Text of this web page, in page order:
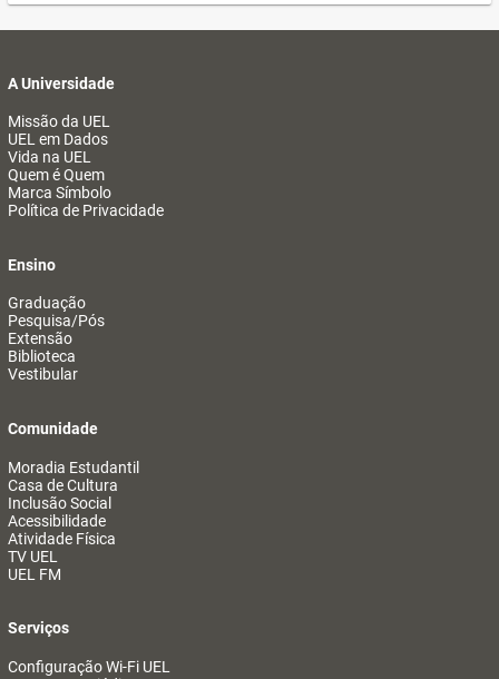
A Universidade
Missão da UEL
UEL em Dados
Vida na UEL
Quem é Quem
Marca Símbolo
Política de Privacidade
Ensino
Graduação
Pesquisa/Pós
Extensão
Biblioteca
Vestibular
Comunidade
Moradia Estudantil
Casa de Cultura
Inclusão Social
Acessibilidade
Atividade Física
TV UEL
UEL FM
Serviços
Configuração Wi-Fi UEL